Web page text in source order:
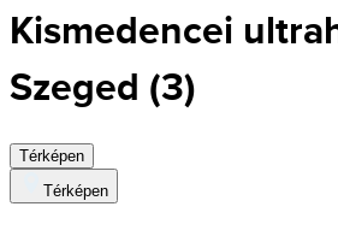
Kismedencei
Szeged (3)
Térképen
Térképen